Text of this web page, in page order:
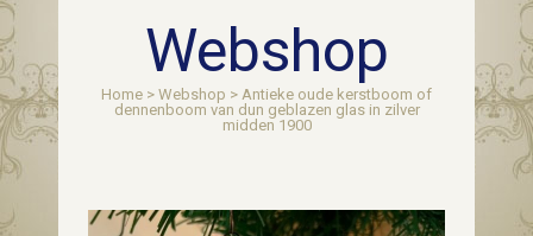
Webshop
Home > Webshop > Antieke oude kerstboom of
dennenboom van dun geblazen glas in zilver
midden 1900